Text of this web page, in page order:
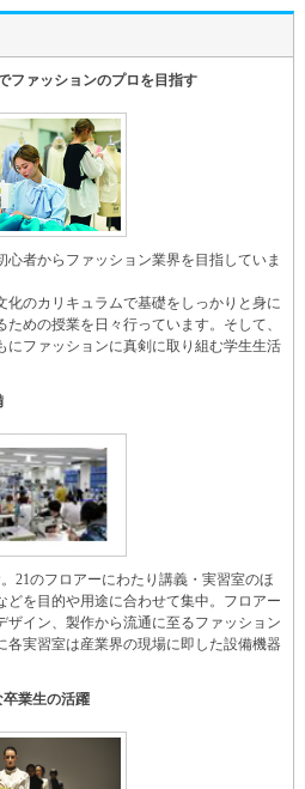
ファッションのプロを目指す
心者からファッション業界を目指していま
化のカリキュラムで基礎をしっかりと身に
めの授業を日々行っています。そして、
にファッションに真剣に取り組む学生生活
21のフロアーにわたり講義・実習室のほ
どを目的や用途に合わせて集中。フロアー
ザイン、製作から流通に至るファッション
各実習室は産業界の現場に即した設備機器
業生の活躍